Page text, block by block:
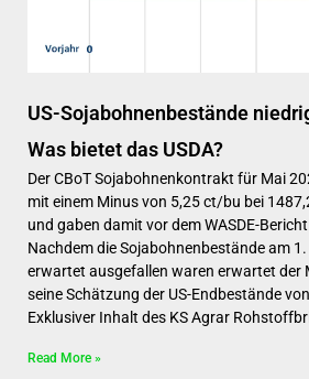
US-Sojabohnenbestände
Was bietet das USDA?
Der CBoT Sojabohnenkontrakt für Mai
mit einem Minus von 5,25 ct/bu bei
und gaben damit vor dem WASDE-
Nachdem die Sojabohnenbestände am
erwartet ausgefallen waren erwartet der
seine Schätzung der US-Endbestände
Exklusiver Inhalt des KS Agrar
Read More »